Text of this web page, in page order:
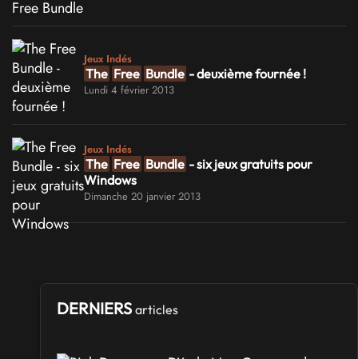
Jeux Indés
The Free Bundle - deuxième fournée !
Lundi 4 février 2013
Jeux Indés
The Free Bundle - six jeux gratuits pour
Windows
Dimanche 20 janvier 2013
DERNIERS articles